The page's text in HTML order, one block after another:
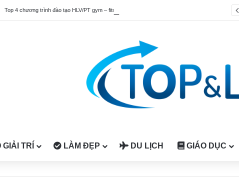
Top 4 chương trình đào tạo HLV/PT gym – fitness quốc tế được công nhận tại Việt Nam
GIẢI TRÍ LÀM ĐẸP DU LỊCH GIÁO DỤC